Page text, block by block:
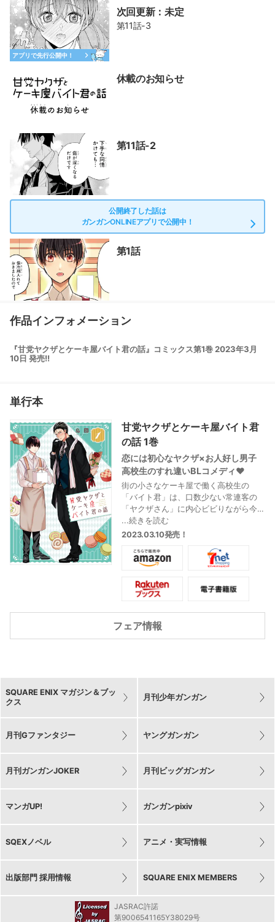
アプリで先行公開中！
次回更新：未定
第11話-3
休載のお知らせ
第11話-2
公開終了した話は
ガンガンONLINEアプリで公開中！
第1話
作品インフォメーション
『甘党ヤクザとケーキ屋バイト君の話』コミックス第1巻 2023年3月
10日 発売!!
単行本
甘党ヤクザとケーキ屋バイト君
の話 1巻
恋には初心なヤクザ×お人好し男子
高校生のすれ違いBLコメディ♥
街の小さなケーキ屋で働く高校生の
「バイト君」は、口数少ない常連客の
「ヤクザさん」に内心ビビりながら今
日も元気に接客中! でも実は、ヤクザさ
んはバイト君に片想いをしていて…!? そ
んなある日、不良に絡まれたところを
救われ、ヤクザさんの優しい一面を知
ったバイト君。甘いスイーツを通して
少しずつ二人は仲良くなっていくけ
ど、ヤクザさんの恋心はもどかしさが
増す一方で――。
...続きを読む
2023.03.10発売！
フェア情報
SQUARE ENIX マガジン＆ブッ
クス
月刊少年ガンガン
月刊Gファンタジー ヤングガンガン
月刊ガンガンJOKER 月刊ビッグガンガン
マンガUP! ガンガンpixiv
SQEXノベル アニメ・実写情報
出版部門 採用情報 SQUARE ENIX MEMBERS
JASRAC許諾
第9006541165Y38029号